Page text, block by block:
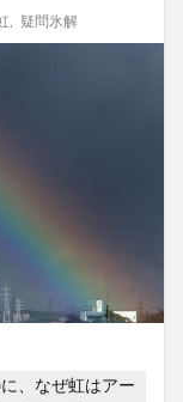
疑問氷解
、なぜ虹はアー